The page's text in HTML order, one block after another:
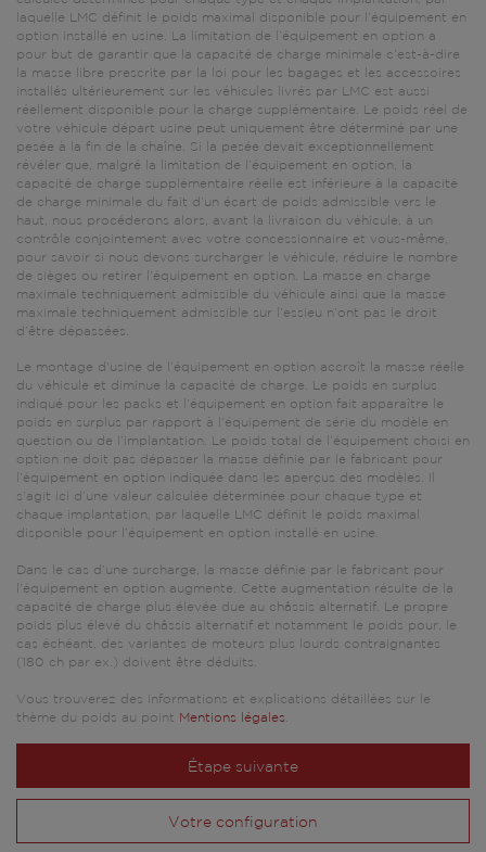
laquelle LMC définit le poids maximal disponible pour l’équipement en
option installé en usine. La limitation de l’équipement en option a
pour but de garantir que la capacité de charge minimale c’est-à-dire
la masse libre prescrite par la loi pour les bagages et les accessoires
installés ultérieurement sur les véhicules livrés par LMC est aussi
réellement disponible pour la charge supplémentaire. Le poids réel de
votre véhicule départ usine peut uniquement être déterminé par une
pesée à la fin de la chaîne. Si la pesée devait exceptionnellement
révéler que, malgré la limitation de l’équipement en option, la
capacité de charge supplémentaire réelle est inférieure à la capacité
de charge minimale du fait d’un écart de poids admissible vers le
haut, nous procéderons alors, avant la livraison du véhicule, à un
contrôle conjointement avec votre concessionnaire et vous-même,
pour savoir si nous devons surcharger le véhicule, réduire le nombre
de sièges ou retirer l’équipement en option. La masse en charge
maximale techniquement admissible du véhicule ainsi que la masse
maximale techniquement admissible sur l’essieu n’ont pas le droit
d’être dépassées.
Le montage d'usine de l’équipement en option accroît la masse réelle
du véhicule et diminue la capacité de charge. Le poids en surplus
indiqué pour les packs et l’équipement en option fait apparaître le
poids en surplus par rapport à l’équipement de série du modèle en
question ou de l’implantation. Le poids total de l’équipement choisi en
option ne doit pas dépasser la masse définie par le fabricant pour
l’équipement en option indiquée dans les aperçus des modèles. Il
s’agit ici d’une valeur calculée déterminée pour chaque type et
chaque implantation, par laquelle LMC définit le poids maximal
disponible pour l’équipement en option installé en usine.
Dans le cas d’une surcharge, la masse définie par le fabricant pour
l’équipement en option augmente. Cette augmentation résulte de la
capacité de charge plus élevée due au châssis alternatif. Le propre
poids plus élevé du châssis alternatif et notamment le poids pour, le
cas échéant, des variantes de moteurs plus lourds contraignantes
(180 ch par ex.) doivent être déduits.
Vous trouverez des informations et explications détaillées sur le
thème du poids au point
Mentions légales
Étape suivante
Votre configuration